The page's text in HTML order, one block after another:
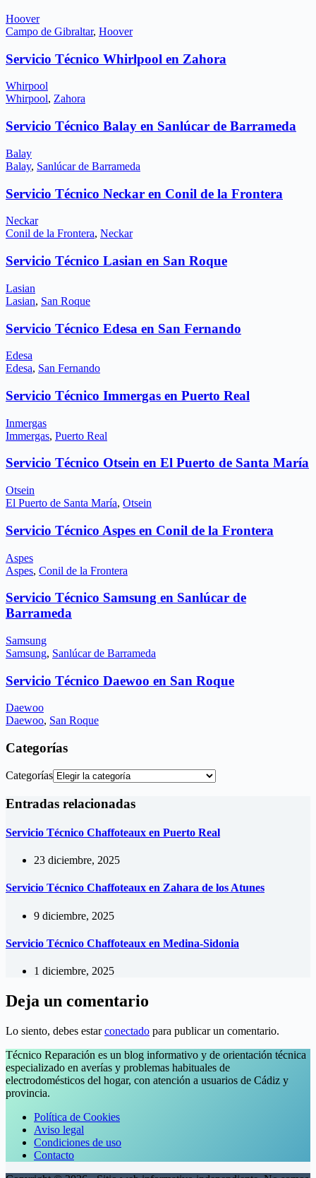
Hoover
Campo de Gibraltar, Hoover
Servicio Técnico Whirlpool en Zahora
Whirpool
Whirpool, Zahora
Servicio Técnico Balay en Sanlúcar de Barrameda
Balay
Balay, Sanlúcar de Barrameda
Servicio Técnico Neckar en Conil de la Frontera
Neckar
Conil de la Frontera, Neckar
Servicio Técnico Lasian en San Roque
Lasian
Lasian, San Roque
Servicio Técnico Edesa en San Fernando
Edesa
Edesa, San Fernando
Servicio Técnico Immergas en Puerto Real
Inmergas
Immergas, Puerto Real
Servicio Técnico Otsein en El Puerto de Santa María
Otsein
El Puerto de Santa María, Otsein
Servicio Técnico Aspes en Conil de la Frontera
Aspes
Aspes, Conil de la Frontera
Servicio Técnico Samsung en Sanlúcar de
Barrameda
Samsung
Samsung, Sanlúcar de Barrameda
Servicio Técnico Daewoo en San Roque
Daewoo
Daewoo, San Roque
Categorías
Categorías
Entradas relacionadas
Servicio Técnico Chaffoteaux en Puerto Real
23 diciembre, 2025
Servicio Técnico Chaffoteaux en Zahara de los Atunes
9 diciembre, 2025
Servicio Técnico Chaffoteaux en Medina-Sidonia
1 diciembre, 2025
Deja un comentario
Lo siento, debes estarconectado para publicar un comentario.
Técnico Reparación es un blog informativo y de orientación técnica
especializado en averías y problemas habituales de
electrodomésticos del hogar, con atención a usuarios de Cádiz y
provincia.
Política de Cookies
Aviso legal
Condiciones de uso
Contacto